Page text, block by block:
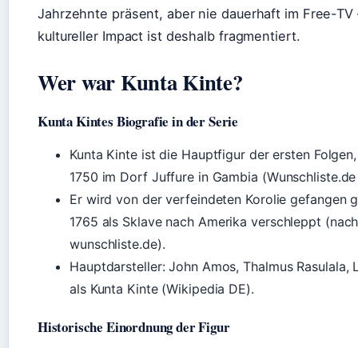
Jahrzehnte präsent, aber nie dauerhaft im Free-TV
kultureller Impact ist deshalb fragmentiert.
Wer war Kunta Kinte?
Kunta Kintes Biografie in der Serie
Kunta Kinte ist die Hauptfigur der ersten
1750 im Dorf Juffure in Gambia
Er wird von der verfeindeten Korolie gefangen
1765 als Sklave nach Amerika verschleppt (nach
wunschliste.de).
Hauptdarsteller: John Amos, Thalmus Rasulala,
als Kunta Kinte (Wikipedia DE).
Historische Einordnung der Figur